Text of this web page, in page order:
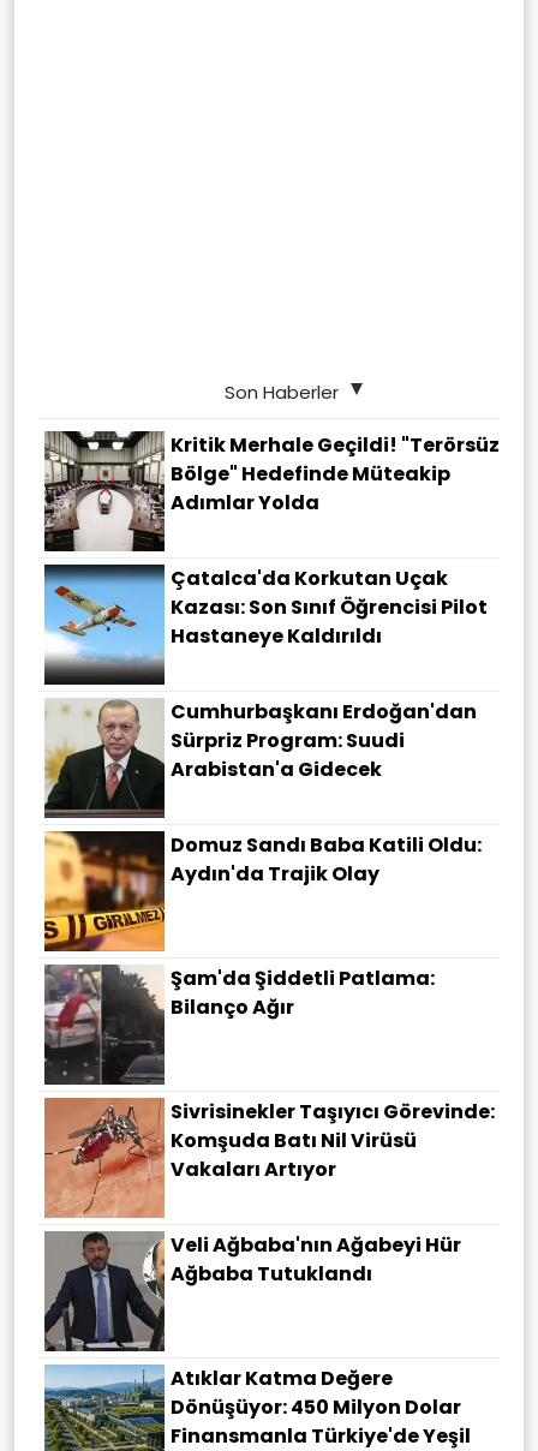
Son Haberler
Kritik Merhale Geçildi! "Terörsüz
Bölge" Hedefinde Müteakip
Adımlar Yolda
Çatalca'da Korkutan Uçak
Kazası: Son Sınıf Öğrencisi Pilot
Hastaneye Kaldırıldı
Cumhurbaşkanı Erdoğan'dan
Sürpriz Program: Suudi
Arabistan'a Gidecek
Domuz Sandı Baba Katili Oldu:
Aydın'da Trajik Olay
Şam'da Şiddetli Patlama:
Bilanço Ağır
Sivrisinekler Taşıyıcı Görevinde:
Komşuda Batı Nil Virüsü
Vakaları Artıyor
Veli Ağbaba'nın Ağabeyi Hür
Ağbaba Tutuklandı
Atıklar Katma Değere
Dönüşüyor: 450 Milyon Dolar
Finansmanla Türkiye'de Yeşil